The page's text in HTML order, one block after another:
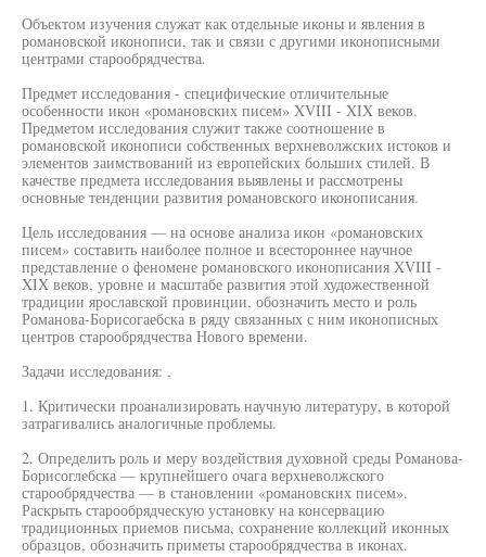
Объектом изучения служат как отдельные иконы и явления в
романовской иконописи, так и связи с другими иконописными
центрами старообрядчества.
Предмет исследования - специфические отличительные
особенности икон «романовских писем» XVIII - XIX веков.
Предметом исследования служит также соотношение в
романовской иконописи собственных верхневолжских истоков и
элементов заимствований из европейских больших стилей. В
качестве предмета исследования выявлены и рассмотрены
основные тенденции развития романовского иконописания.
Цель исследования — на основе анализа икон «романовских
писем» составить наиболее полное и всестороннее научное
представление о феномене романовского иконописания XVIII -
XIX веков, уровне и масштабе развития этой художественной
традиции ярославской провинции, обозначить место и роль
Романова-Борисогаебска в ряду связанных с ним иконописных
центров старообрядчества Нового времени.
Задачи исследования: ,
1. Критически проанализировать научную литературу, в которой
затрагивались аналогичные проблемы.
2. Определить роль и меру воздействия духовной среды Романова-
Борисоглебска — крупнейшего очага верхневолжского
старообрядчества — в становлении «романовских писем».
Раскрыть старообрядческую установку на консервацию
традиционных приемов письма, сохранение коллекций иконных
образцов, обозначить приметы старообрядчества в иконах.